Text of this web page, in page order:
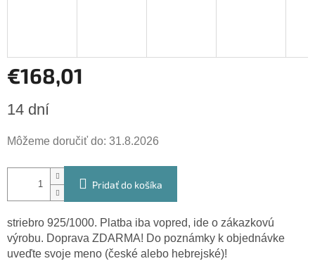
€168,01
cena:
14 dní
Môžeme doručiť do: 31.8.2026
Pridať do košíka
striebro 925/1000. Platba iba vopred, ide o zákazkovú
výrobu. Doprava ZDARMA! Do poznámky k objednávke
uveďte svoje meno (české alebo hebrejské)!